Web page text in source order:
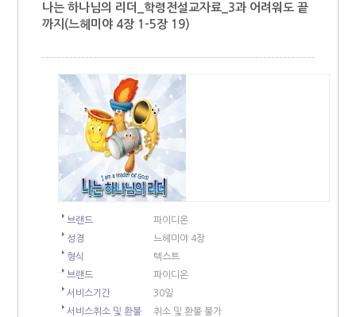
나는 하나님의 리더_학령전설교자료_3과 어려워도 끝
까지(느헤미야 4장 1-5장 19)
브랜드
파이디온
성경
느헤미야 4장
형식
텍스트
브랜드
파이디온
서비스기간
30일
서비스취소 및 환불
취소 및 환불 불가